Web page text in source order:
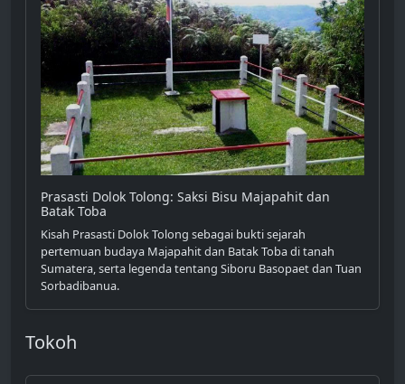
Prasasti Dolok Tolong: Saksi Bisu Majapahit dan
Batak Toba
Kisah Prasasti Dolok Tolong sebagai bukti sejarah
pertemuan budaya Majapahit dan Batak Toba di tanah
Sumatera, serta legenda tentang Siboru Basopaet dan Tuan
Sorbadibanua.
Tokoh